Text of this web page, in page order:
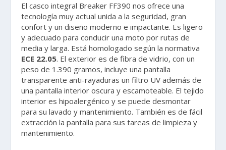
El casco integral Breaker FF390 nos ofrece una
tecnología muy actual unida a la seguridad, gran
confort y un diseño moderno e impactante. Es ligero
y adecuado para conducir una moto por rutas de
media y larga. Está homologado según la normativa
ECE 22.05. El exterior es de fibra de vidrio, con un
peso de 1.390 gramos, incluye una pantalla
transparente anti-rayaduras un filtro UV además de
una pantalla interior oscura y escamoteable. El tejido
interior es hipoalergénico y se puede desmontar
para su lavado y mantenimiento. También es de fácil
extracción la pantalla para sus tareas de limpieza y
mantenimiento.